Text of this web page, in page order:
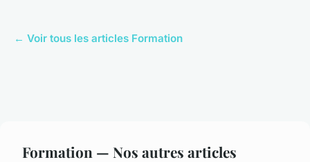
← Voir tous les articles Formation
Formation — Nos autres articles